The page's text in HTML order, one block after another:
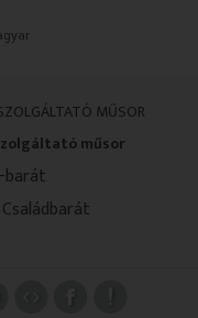
MŰSOR
műsor
barát
Családbarát